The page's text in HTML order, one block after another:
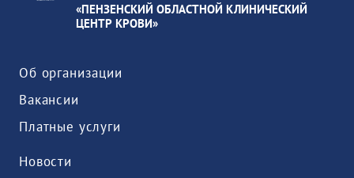
«ПЕНЗЕНСКИЙ ОБЛАСТНОЙ КЛИНИЧЕСКИЙ
ЦЕНТР КРОВИ»
Об организации
Вакансии
Платные услуги
Новости